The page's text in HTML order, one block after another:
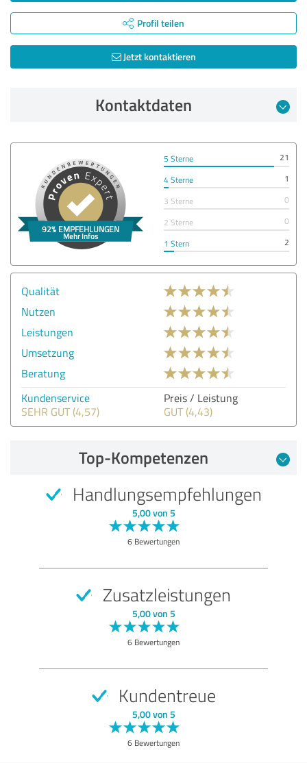
Profil teilen
Jetzt kontaktieren
Kontaktdaten
5 Sterne
21
4 Sterne
1
3 Sterne
0
2 Sterne
0
1 Stern
2
Qualität
Nutzen
Leistungen
Umsetzung
Beratung
Kundenservice
SEHR GUT (4,57)
Preis / Leistung
GUT (4,43)
Top-Kompetenzen
Handlungsempfehlungen
5,00 von 5
6 Bewertungen
Zusatzleistungen
5,00 von 5
6 Bewertungen
Kundentreue
5,00 von 5
6 Bewertungen